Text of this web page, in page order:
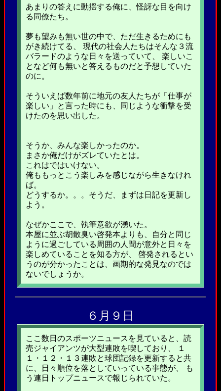
あまりの答えに動揺する俺に、怪訝な目を向け
る同僚たち。
夢も望みも無い世の中で、ただ生きるためにも
がき続けてる、 現代の社会人たちはそんな３流
バラードのような日々を送っていて、 楽しいこ
となど何も無いと答えるものだと予想していた
のに。
そういえば数年前に地元の友人たちが「仕事が
楽しい」と言った時にも、同じような衝撃を受
けたのを思い出した。
そうか、みんな楽しかったのか。
まさか俺だけがズレていたとは。
これはではいけない。
俺ももっとこう楽しみを感じながら生きなけれ
ば。
どうするか。。。そうだ、まずは日記を更新し
よう。
なぜかここで、執筆意欲が湧いた。
本屋に並ぶ胡散臭い啓発本よりも、自分と同じ
ように過ごしている周囲の人間が意外と日々を
楽しめていることを知る方が、 啓発されるとい
うのが分かったことは、画期的な発見なのでは
ないでしょうか。
６月９日
ここ数日のスポーツニュースを見ていると、読
売ジャイアンツが大型連敗を喫しており、 １
１・１２・１３連敗と球団記録を更新すると共
に、日々順位を落としていっている事態が、 も
う連日トップニュースで報じられていた。